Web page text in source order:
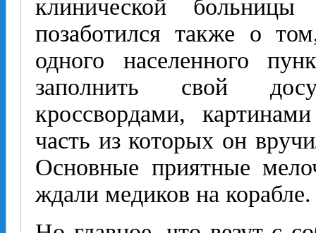
клинической
позаботился также о
одного населенного
заполнить свой
кроссвордами,
часть из которых он
Основные приятные
ждали медиков на корабле.